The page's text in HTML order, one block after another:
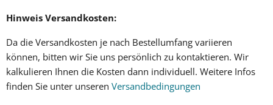
Hinweis Versandkosten:
Da die Versandkosten je nach Bestellumfang variieren
können, bitten wir Sie uns persönlich zu kontaktieren. Wir
kalkulieren Ihnen die Kosten dann individuell. Weitere Infos
finden Sie unter unseren Versandbedingungen